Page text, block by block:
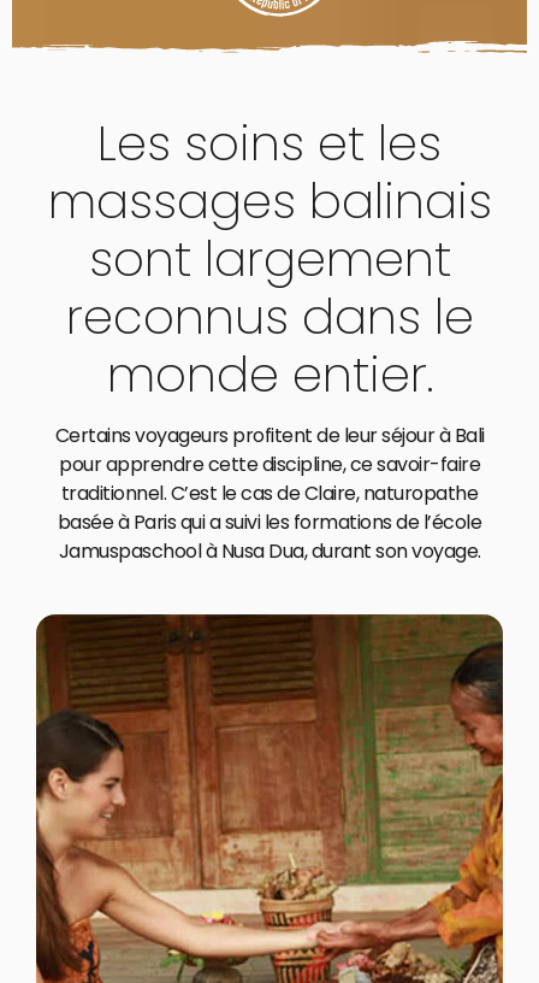
Les soins et les
massages balinais
sont largement
reconnus dans le
monde entier.
Certains voyageurs profitent de leur séjour à Bali
pour apprendre cette discipline, ce savoir-faire
traditionnel. C’est le cas de Claire, naturopathe
basée à Paris qui a suivi les formations de l’école
Jamuspaschool à Nusa Dua, durant son voyage.